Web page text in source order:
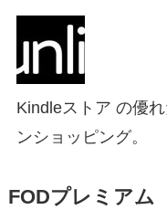
Kindleストア の優
ンショッピング。
FODプレミアム